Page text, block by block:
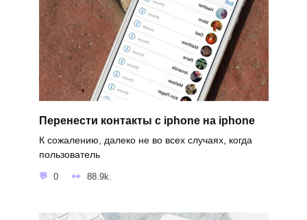
Перенести контакты с iphone на iphone
К сожалению, далеко не во всех случаях, когда
пользователь
0 88.9k.